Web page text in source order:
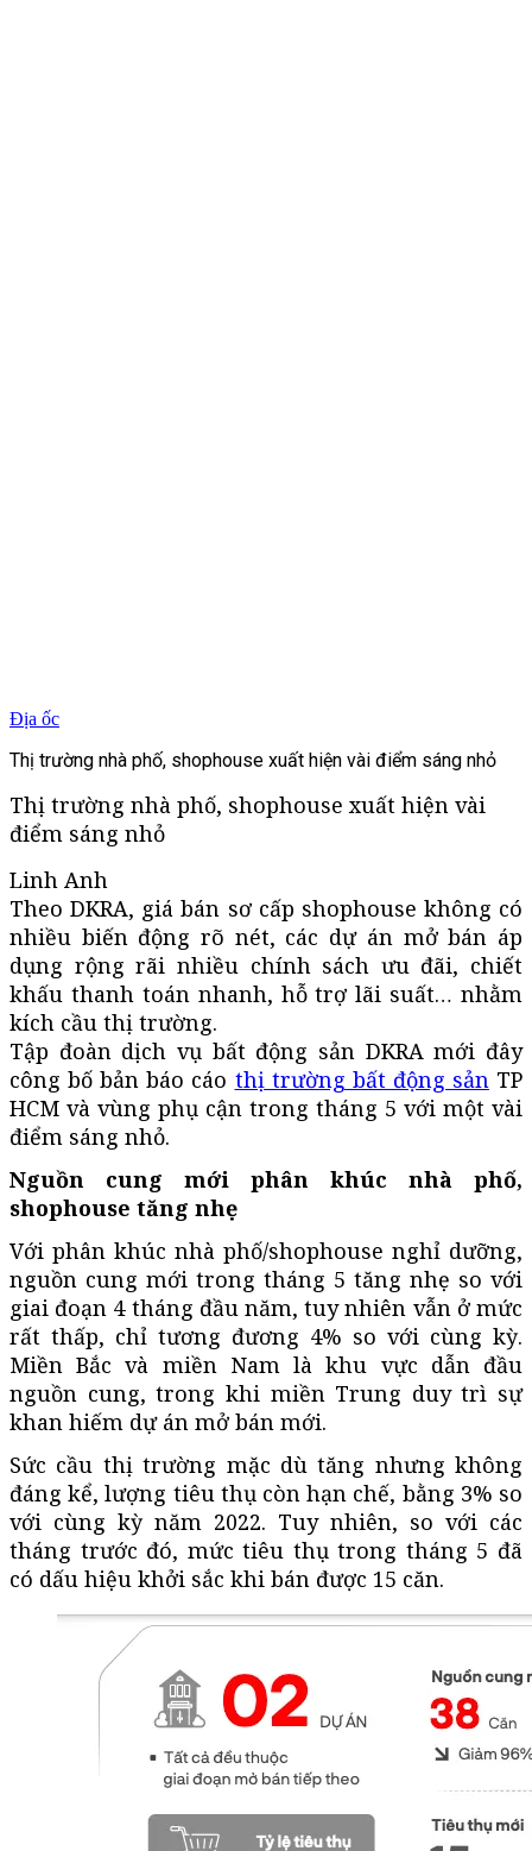
Địa ốc
Thị trường nhà phố, shophouse xuất hiện vài điểm sáng nhỏ
Thị trường nhà phố, shophouse xuất hiện vài
điểm sáng nhỏ
Linh Anh
Theo DKRA, giá bán sơ cấp shophouse không có
nhiều biến động rõ nét, các dự án mở bán áp
dụng rộng rãi nhiều chính sách ưu đãi, chiết
khấu thanh toán nhanh, hỗ trợ lãi suất… nhằm
kích cầu thị trường.
Tập đoàn dịch vụ bất động sản DKRA mới đây
công bố bản báo cáo thị trường bất động sảnTP
HCM và vùng phụ cận trong tháng 5 với một vài
điểm sáng nhỏ.
Nguồn cung mới phân khúc nhà phố,
shophouse tăng nhẹ
Với phân khúc nhà phố/shophouse nghỉ dưỡng,
nguồn cung mới trong tháng 5 tăng nhẹ so với
giai đoạn 4 tháng đầu năm, tuy nhiên vẫn ở mức
rất thấp, chỉ tương đương 4% so với cùng kỳ.
Miền Bắc và miền Nam là khu vực dẫn đầu
nguồn cung, trong khi miền Trung duy trì sự
khan hiếm dự án mở bán mới.
Sức cầu thị trường mặc dù tăng nhưng không
đáng kể, lượng tiêu thụ còn hạn chế, bằng 3% so
với cùng kỳ năm 2022. Tuy nhiên, so với các
tháng trước đó, mức tiêu thụ trong tháng 5 đã
có dấu hiệu khởi sắc khi bán được 15 căn.